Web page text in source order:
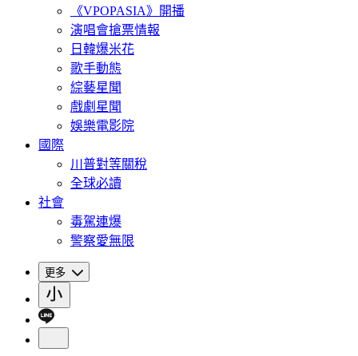
《VPOPASIA》開播
演唱會搶票情報
日韓爆米花
歌手動態
綜藝星聞
戲劇星聞
娛樂電影院
國際
川普對等關稅
全球必讀
社會
毒駕連爆
警察愛無限
更多